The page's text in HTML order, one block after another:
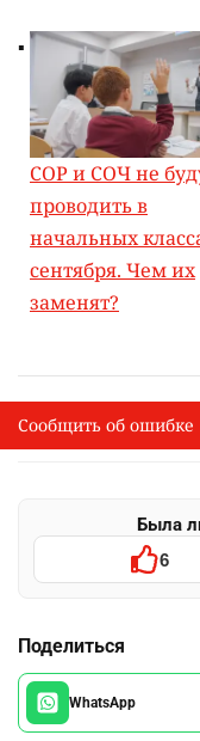
СОР и СОЧ не
проводить в
начальных
сентября. Чем их
заменят?
I
Сообщить об опечатке
Выделите фрагмент и
Была
6
Поделиться
WhatsApp
Сообщить об ошибке